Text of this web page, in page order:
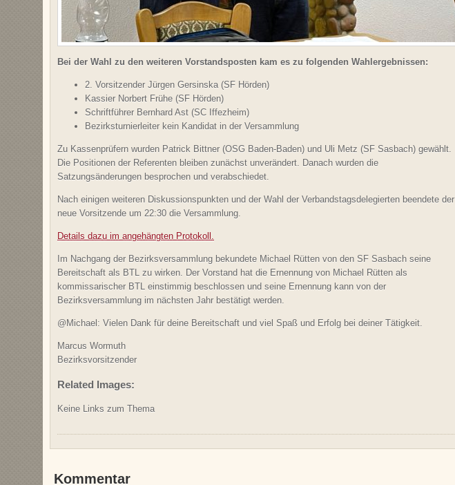
Bei der Wahl zu den weiteren Vorstandsposten kam es zu folgenden Wahlergebnissen:
2. Vorsitzender Jürgen Gersinska (SF Hörden)
Kassier Norbert Frühe (SF Hörden)
Schriftführer Bernhard Ast (SC Iffezheim)
Bezirksturnierleiter kein Kandidat in der Versammlung
Zu Kassenprüfern wurden Patrick Bittner (OSG Baden-Baden) und Uli Metz (SF Sasbach) gewählt.
Die Positionen der Referenten bleiben zunächst unverändert. Danach wurden die
Satzungsänderungen besprochen und verabschiedet.
Nach einigen weiteren Diskussionspunkten und der Wahl der Verbandstagsdelegierten beendete der
neue Vorsitzende um 22:30 die Versammlung.
Details dazu im angehängten Protokoll.
Im Nachgang der Bezirksversammlung bekundete Michael Rütten von den SF Sasbach seine
Bereitschaft als BTL zu wirken. Der Vorstand hat die Ernennung von Michael Rütten als
kommissarischer BTL einstimmig beschlossen und seine Ernennung kann von der
Bezirksversammlung im nächsten Jahr bestätigt werden.
@Michael: Vielen Dank für deine Bereitschaft und viel Spaß und Erfolg bei deiner Tätigkeit.
Marcus Wormuth
Bezirksvorsitzender
Related Images:
Keine Links zum Thema
Kommentar